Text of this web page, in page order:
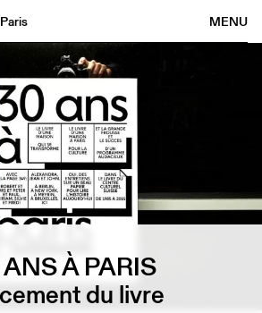
MENU
À PARIS
du livre